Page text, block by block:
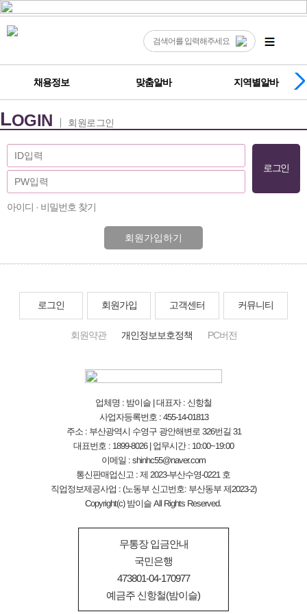
채용정보 맞춤알바 지역별알바
LOGIN 회원로그인
아이디 · 비밀번호 찾기
회원가입하기
로그인 회원가입 고객센터 커뮤니티
회원약관 개인정보보호정책 PC버전
업체명 : 밤이슬 | 대표자 : 신항철
사업자등록번호 : 455-14-01813
주소 : 부산광역시 수영구 광안해변로 326번길 31
대표번호 : 1899-8026 | 업무시간 : 10:00~19:00
이메일 : shinhc55@naver.com
통신판매업신고 : 제 2023-부산수영-0221 호
직업정보제공사업 : (노동부 신고번호: 부산동부 제2023-2)
Copyright(c) 밤이슬 All Rights Reserved.
무통장 입금안내
국민은행
473801-04-170977
예금주 신항철(밤이슬)